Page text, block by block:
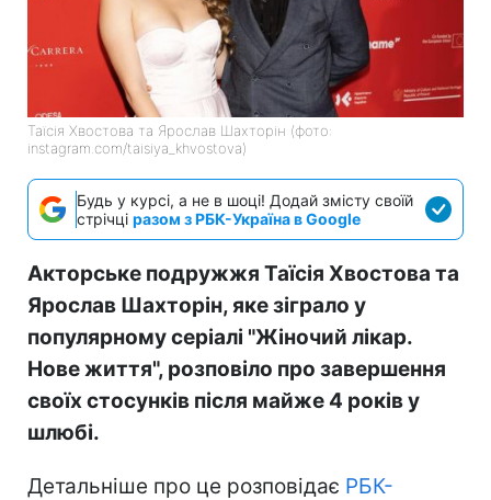
Таїсія Хвостова та Ярослав Шахторін (фото:
instagram.com/taisiya_khvostova)
Будь у курсі, а не в шоці! Додай змісту своїй
стрічці разом з РБК-Україна в Google
Акторське подружжя Таїсія Хвостова та
Ярослав Шахторін, яке зіграло у
популярному серіалі "Жіночий лікар.
Нове життя", розповіло про завершення
своїх стосунків після майже 4 років у
шлюбі.
Детальніше про це розповідає РБК-